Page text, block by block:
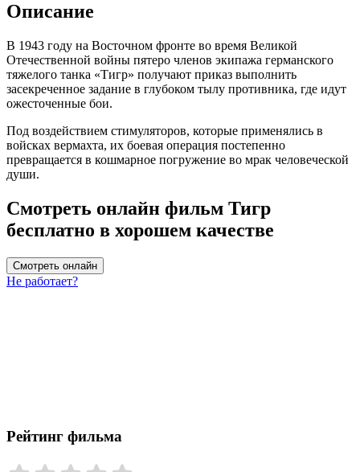
Описание
В 1943 году на Восточном фронте во время Великой
Отечественной войны пятеро членов экипажа германского
тяжелого танка «Тигр» получают приказ выполнить
засекреченное задание в глубоком тылу противника, где идут
ожесточенные бои.
Под воздействием стимуляторов, которые применялись в
войсках вермахта, их боевая операция постепенно
превращается в кошмарное погружение во мрак человеческой
души.
Смотреть онлайн фильм Тигр
бесплатно в хорошем качестве
Смотреть онлайн
Не работает?
Рейтинг фильма